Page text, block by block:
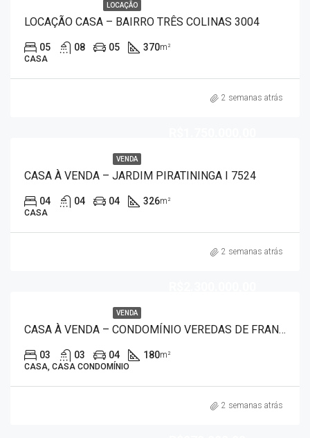
LOCAÇÃO
LOCAÇÃO CASA – BAIRRO TRÊS COLINAS 3004
05 08 05 370m²
CASA
2 semanas atrás
VENDA
CASA À VENDA – JARDIM PIRATININGA I 7524
04 04 04 326m²
CASA
2 semanas atrás
VENDA
CASA À VENDA – CONDOMÍNIO VEREDAS DE FRANCA 7525
03 03 04 180m²
CASA, CASA CONDOMÍNIO
2 semanas atrás